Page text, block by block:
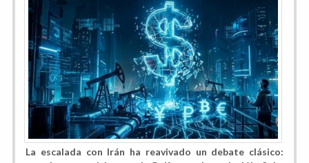
La escalada con Irán ha reavivado un debate clásico: